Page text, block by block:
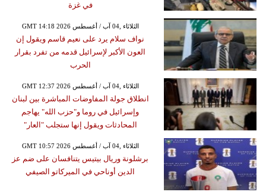
في غزة
GMT 14:18 2026 الثلاثاء ,04 آب / أغسطس
نواف سلام يرد على نعيم قاسم ويقول إن
العون الأكبر لإسرائيل قدمه من تفرد بقرار
الحرب
GMT 12:37 2026 الثلاثاء ,04 آب / أغسطس
انطلاق جولة المفاوضات المباشرة بين لبنان
وإسرائيل في روما و"حزب الله" يهاجم
المحادثات ويقول إنها ستجلب "العار"
GMT 10:57 2026 الثلاثاء ,04 آب / أغسطس
برشلونة وريال بيتيس يتنافسان على ضم عز
الدين أوناحي في الميركاتو الصيفي